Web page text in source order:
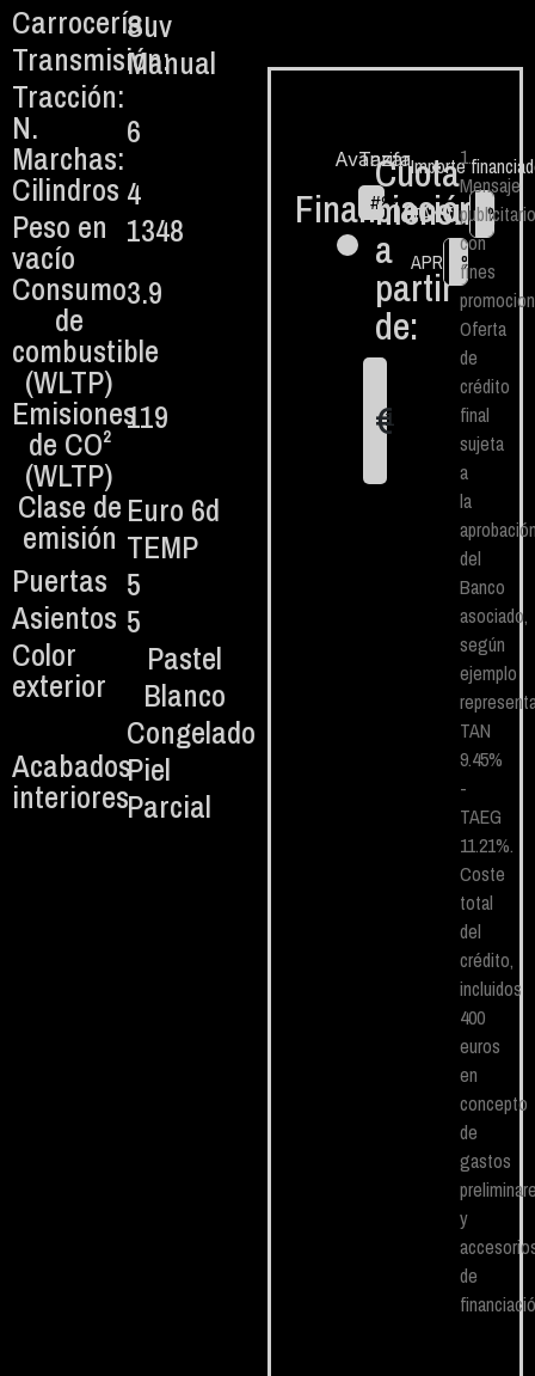
Carrocería:Suv
Transmisión:Manual
Tracción:
N.
Marchas:
6
Cilindros 4
Peso en
vacío
1348
Consumo
de
combustible
(WLTP)
3.9
Emisiones
de CO²
(WLTP)
119
Clase de
emisión
Euro 6d
TEMP
Puertas 5
Asientos 5
Color
exterior
Pastel
Blanco
Congelado
Acabados
interiores
Piel
Parcial
Financiación
Avanzar
€
Tarifa
#84
Cuota
mensual
a
partir
de:
€
1
Importe
TAN fijo
%
APR
%
1.
Mensaje
publicitario
con
fines
Oferta
de
crédito
final
sujeta
a
la
del
Banco
asociado,
según
ejemplo
TAN
9.45%
-
TAEG
11.21%.
Coste
total
del
crédito,
incluidos
400
euros
en
concepto
de
gastos
y
de